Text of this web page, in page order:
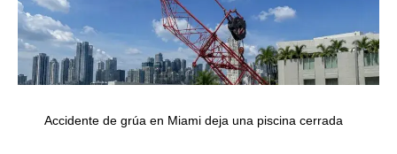
Accidente de grúa en Miami deja una piscina cerrada